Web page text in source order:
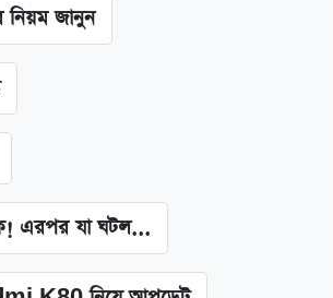
জানুন
এরপর যা ঘটল...